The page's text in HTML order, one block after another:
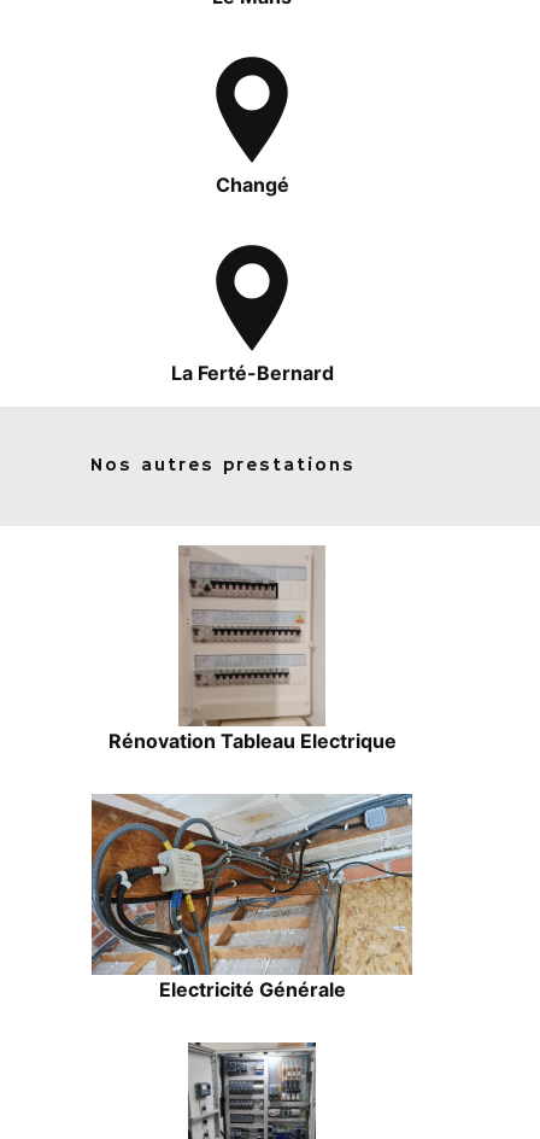
Changé
La Ferté-Bernard
Nos autres prestations
Rénovation Tableau Electrique
Electricité Générale